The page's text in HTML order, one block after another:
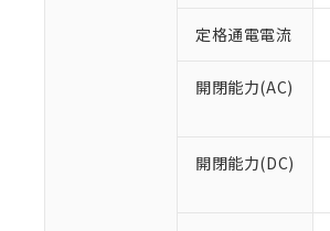
定格通電電流
開閉能力(AC)
開閉能力(DC)